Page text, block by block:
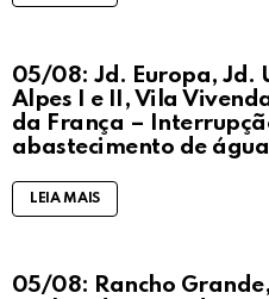
05/08: Jd. Europa, Jd.
Alpes I e II, Vila
da França –
abastecimento de água
LEIA MAIS
05/08: Rancho